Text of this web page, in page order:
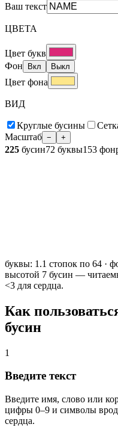
Ваш текст
ЦВЕТА
Цвет букв
Фон
Вкл Выкл
Цвет фона
ВИД
Круглые бусины
Масштаб − +
225 бусин72 буквы153 фон
буквы: 1.1 стопок по 64 ·
высотой 7 бусин —
<3 для сердца.
Как
бусин
1
Введите текст
Введите имя, слово или
цифры 0–9 и символы
сердца.